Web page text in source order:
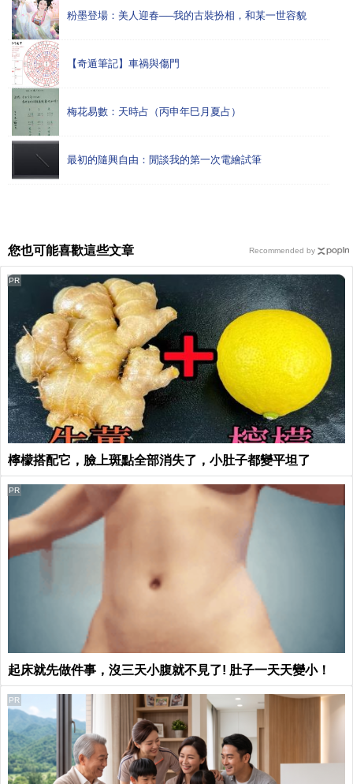
粉墨登場：美人迎春──我的古裝扮相，和某一世容貌
【奇遁筆記】車禍與傷門
梅花易數：天時占（丙申年巳月夏占）
最初的隨興自由：閒談我的第一次電繪試筆
您也可能喜歡這些文章
檸檬搭配它，臉上斑點全部消失了，小肚子都變平坦了
PR
起床就先做件事，沒三天小腹就不見了! 肚子一天天變小！
PR
PR
Recommended by